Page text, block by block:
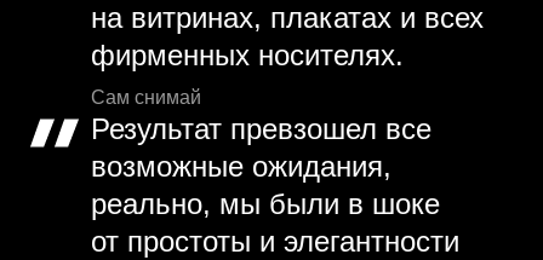
на витринах, плакатах и всех
фирменных носителях.
Сам снимай
Результат превзошел все
возможные ожидания,
реально, мы были в шоке
от простоты и элегантности